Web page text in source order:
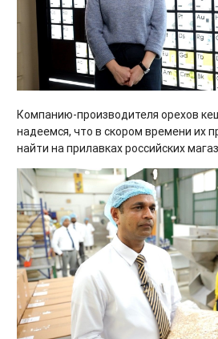
Компанию-производителя орехов
надеемся, что в скором времени их
найти на прилавках российских